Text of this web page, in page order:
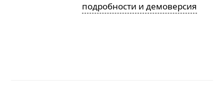
подробности и демоверсия